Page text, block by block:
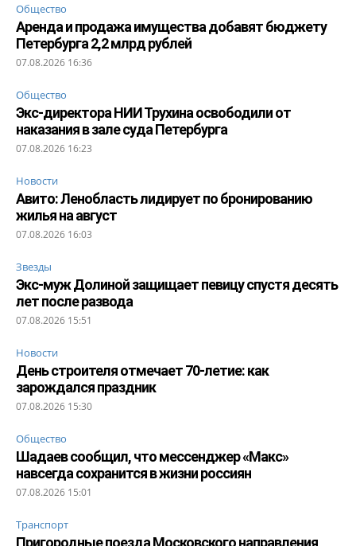
Общество
Аренда и продажа имущества добавят бюджету
Петербурга 2,2 млрд рублей
07.08.2026 16:36
Общество
Экс-директора НИИ Трухина освободили от
наказания в зале суда Петербурга
07.08.2026 16:23
Новости
Авито: Ленобласть лидирует по бронированию
жилья на август
07.08.2026 16:03
Звезды
Экс-муж Долиной защищает певицу спустя десять
лет после развода
07.08.2026 15:51
Новости
День строителя отмечает 70-летие: как
зарождался праздник
07.08.2026 15:30
Общество
Шадаев сообщил, что мессенджер «Макс»
навсегда сохранится в жизни россиян
07.08.2026 15:01
Транспорт
Пригородные поезда Московского направления